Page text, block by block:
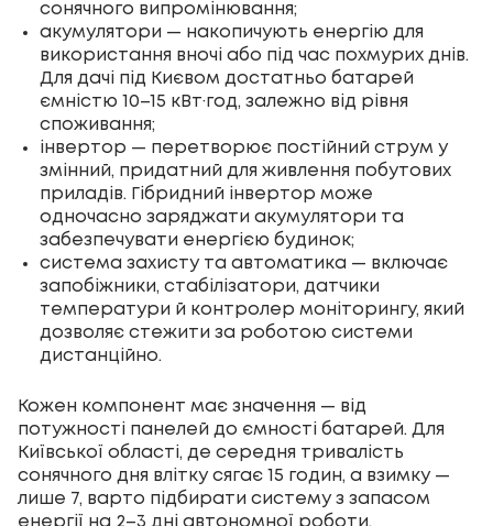
сонячного випромінювання;
акумулятори — накопичують енергію для
використання вночі або під час похмурих днів.
Для дачі під Києвом достатньо батарей
ємністю 10–15 кВт·год, залежно від рівня
споживання;
інвертор — перетворює постійний струм у
змінний, придатний для живлення побутових
приладів. Гібридний інвертор може
одночасно заряджати акумулятори та
забезпечувати енергією будинок;
система захисту та автоматика — включає
запобіжники, стабілізатори, датчики
температури й контролер моніторингу, який
дозволяє стежити за роботою системи
дистанційно.
Кожен компонент має значення — від
потужності панелей до ємності батарей. Для
Київської області, де середня тривалість
сонячного дня влітку сягає 15 годин, а взимку —
лише 7, варто підбирати систему з запасом
енергії на 2–3 дні автономної роботи.